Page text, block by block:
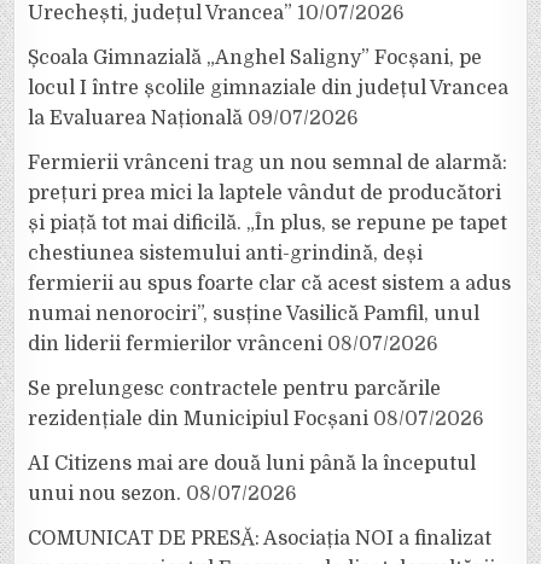
Urechești, județul Vrancea” 10/07/2026
Școala Gimnazială „Anghel Saligny” Focșani, pe
locul I între școlile gimnaziale din județul Vrancea
la Evaluarea Națională 09/07/2026
Fermierii vrânceni trag un nou semnal de alarmă:
prețuri prea mici la laptele vândut de producători
și piață tot mai dificilă. „În plus, se repune pe tapet
chestiunea sistemului anti-grindină, deși
fermierii au spus foarte clar că acest sistem a adus
numai nenorociri”, susține Vasilică Pamfil, unul
din liderii fermierilor vrânceni 08/07/2026
Se prelungesc contractele pentru parcările
rezidențiale din Municipiul Focșani 08/07/2026
AI Citizens mai are două luni până la începutul
unui nou sezon. 08/07/2026
COMUNICAT DE PRESĂ: Asociația NOI a finalizat